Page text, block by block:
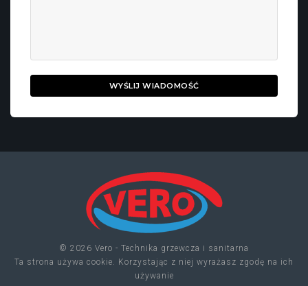
WYŚLIJ WIADOMOŚĆ
© 2026 Vero - Technika grzewcza i sanitarna
Ta strona używa cookie. Korzystając z niej wyrażasz zgodę na ich
używanie